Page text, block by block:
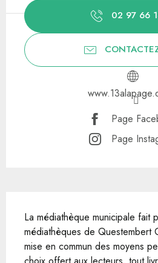
02 97 66
Page
Page
La médiathèque municipale fait
médiathèques de Questembert
mise en commun des moyens